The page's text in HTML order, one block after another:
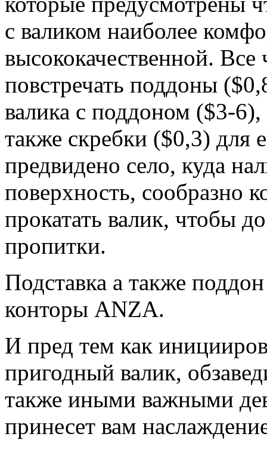
с валиком наиболее
высококачественной.
повстречать поддоны
валика с поддоном ($3-
также скребки ($0,3) для
предвидено село, куда
поверхность, сообразно
прокатать валик, чтобы
пропитки.
Подставка а также
конторы ANZA.
И пред тем как
пригодный валик,
также иными важными
принесет вам